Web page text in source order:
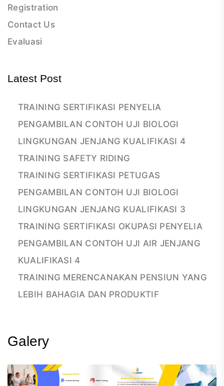
Registration
Contact Us
Evaluasi
Latest Post
TRAINING SERTIFIKASI PENYELIA
PENGAMBILAN CONTOH UJI BIOLOGI
LINGKUNGAN JENJANG KUALIFIKASI 4
TRAINING SAFETY RIDING
TRAINING SERTIFIKASI PETUGAS
PENGAMBILAN CONTOH UJI BIOLOGI
LINGKUNGAN JENJANG KUALIFIKASI 3
TRAINING SERTIFIKASI OKUPASI PENYELIA
PENGAMBILAN CONTOH UJI AIR JENJANG
KUALIFIKASI 4
TRAINING MERENCANAKAN PENSIUN YANG
LEBIH BAHAGIA DAN PRODUKTIF
Galery